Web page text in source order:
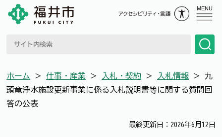
MENU
ホーム ＞ 仕事・産業 ＞ 入札・契約 ＞ 入札情報 ＞ 九
頭竜浄水施設更新事業に係る入札説明書等に関する質問回
答の公表
最終更新日：2026年6月12日